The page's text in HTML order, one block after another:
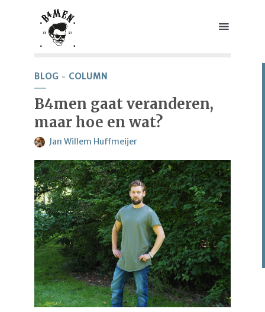
BLOG COLUMN
B4men gaat veranderen,
maar hoe en wat?
Jan Willem Huffmeijer